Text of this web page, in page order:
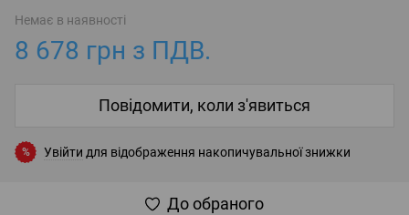
Немає в наявності
8 678 грн з ПДВ.
Повідомити, коли з'явиться
% Увійти для відображення накопичувальної знижки
До обраного